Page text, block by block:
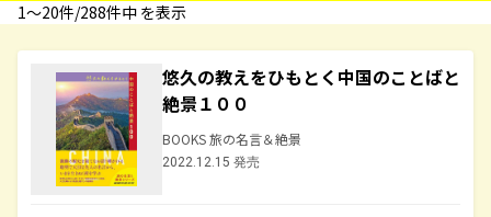
1〜20件/288件中 を表示
悠久の教えをひもとく中国のことばと
絶景１００
BOOKS 旅の名言＆絶景
2022.12.15 発売